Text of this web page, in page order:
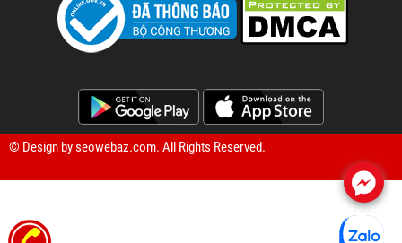
© Design byseowebaz.com. All Rights Reserved.
.